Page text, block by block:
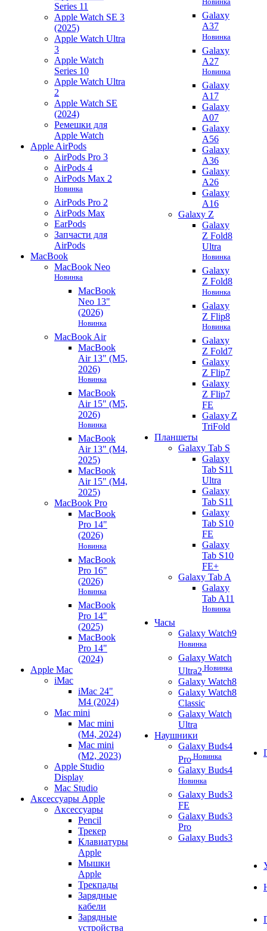
Series 11
Apple Watch SE 3
(2025)
Apple Watch Ultra
3
Apple Watch
Series 10
Apple Watch Ultra
2
Apple Watch SE
(2024)
Ремешки для
Apple Watch
Apple AirPods
AirPods Pro 3
AirPods 4
AirPods Max 2
Новинка
AirPods Pro 2
AirPods Max
EarPods
Запчасти для
AirPods
MacBook
MacBook Neo
Новинка
MacBook
Neo 13"
(2026)
Новинка
MacBook Air
MacBook
Air 13" (M5,
2026)
Новинка
MacBook
Air 15" (M5,
2026)
Новинка
MacBook
Air 13" (M4,
2025)
MacBook
Air 15" (M4,
2025)
MacBook Pro
MacBook
Pro 14"
(2026)
Новинка
MacBook
Pro 16"
(2026)
Новинка
MacBook
Pro 14"
(2025)
MacBook
Pro 14"
(2024)
Apple Mac
iMac
iMac 24"
M4 (2024)
Mac mini
Mac mini
(M4, 2024)
Mac mini
(M2, 2023)
Apple Studio
Display
Mac Studio
Аксессуары Apple
Аксессуары
Pencil
Трекер
Клавиатуры
Apple
Мышки
Apple
Трекпады
Зарядные
кабели
Зарядные
устройства
Galaxy
A37
Новинка
Galaxy
A27
Новинка
Galaxy
A17
Galaxy
A07
Galaxy
A56
Galaxy
A36
Galaxy
A26
Galaxy
A16
Galaxy Z
Galaxy
Z Fold8
Ultra
Новинка
Galaxy
Z Fold8
Новинка
Galaxy
Z Flip8
Новинка
Galaxy
Z Fold7
Galaxy
Z Flip7
Galaxy
Z Flip7
FE
Galaxy Z
TriFold
Планшеты
Galaxy Tab S
Galaxy
Tab S11
Ultra
Galaxy
Tab S11
Galaxy
Tab S10
FE
Galaxy
Tab S10
FE+
Galaxy Tab A
Galaxy
Tab A11
Новинка
Часы
Galaxy Watch9
Новинка
Galaxy Watch
Ultra2 Новинка
Galaxy Watch8
Galaxy Watch8
Classic
Galaxy Watch
Ultra
Наушники
Galaxy Buds4
Pro Новинка
Galaxy Buds4
Новинка
Galaxy Buds3
FE
Galaxy Buds3
Pro
Galaxy Buds3